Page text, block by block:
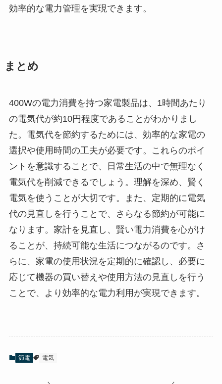
効率的な電力管理を実現できます。
まとめ
400Wの電力消費を持つ家電製品は、1時間あたり
の電気代が約10円程度であることがわかりまし
た。電気代を節約するためには、効率的な家電の
選択や使用時間の工夫が必要です。これらのポイ
ントを意識することで、日常生活の中で無理なく
電気代を削減できるでしょう。理解を深め、賢く
電気を使うことが大切です。また、定期的に電気
代の見直しを行うことで、さらなる節約が可能に
なります。家計を見直し、賢い電力消費を心がけ
ることが、持続可能な生活につながるのです。さ
らに、家電の使用状況を定期的に確認し、必要に
応じて機器の買い替えや使用方法の見直しを行う
ことで、より効率的な電力利用が実現できます。
節電 電気